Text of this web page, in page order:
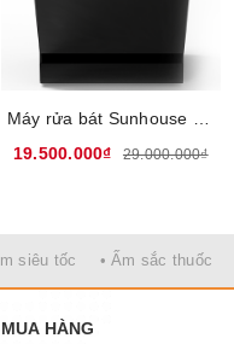
19.500.000₫
29.000.000₫
siêu tốc • Ấm sắc thuốc
HÀNG